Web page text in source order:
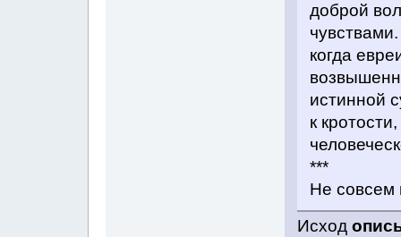
доброй
когда
истинной
к
***
Не совсем
Исход